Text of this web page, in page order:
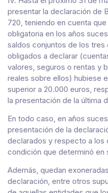
presentar la declaración de
720, teniendo en cuenta
obligatoria en los años
saldos conjuntos de los
obligados a declarar
valores, seguros o rentas y
reales sobre ellos) hubiese
superior a 20.000 euros,
la presentación de la última
En todo caso, en años
presentación de la
declarados y respecto a los
condición que determinó en
Además, quedan
declaración, entre otros